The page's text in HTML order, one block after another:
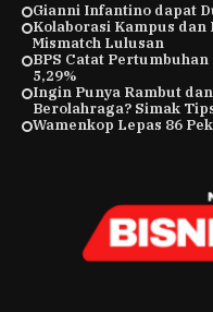
Gianni Infantino dapat
Kolaborasi Kampus
Mismatch Lulusan
BPS Catat
5,29%
Ingin Punya Rambut
Berolahraga? Simak
Wamenkop Lepas 86